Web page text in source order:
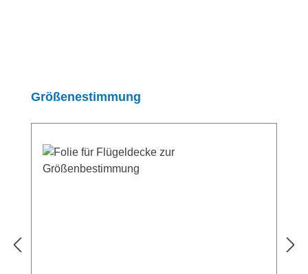
Produktgalerie überspringen
Größenestimmung